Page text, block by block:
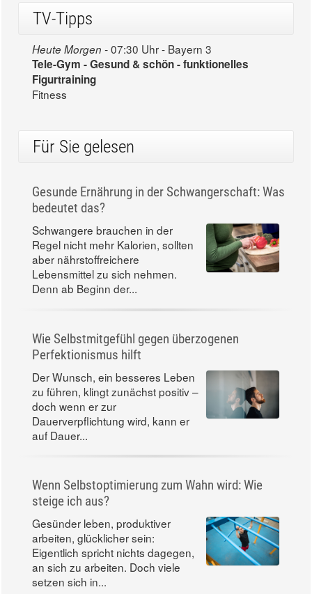
TV-Tipps
Heute Morgen -07:30 Uhr - Bayern 3
Tele-Gym - Gesund & schön - funktionelles
Figurtraining
Fitness
Für Sie gelesen
Gesunde Ernährung in der Schwangerschaft: Was
bedeutet das?
Schwangere brauchen in der
Regel nicht mehr Kalorien, sollten
aber nährstoffreichere
Lebensmittel zu sich nehmen.
Denn ab Beginn der...
Wie Selbstmitgefühl gegen überzogenen
Perfektionismus hilft
Der Wunsch, ein besseres Leben
zu führen, klingt zunächst positiv –
doch wenn er zur
Dauerverpflichtung wird, kann er
auf Dauer...
Wenn Selbstoptimierung zum Wahn wird: Wie
steige ich aus?
Gesünder leben, produktiver
arbeiten, glücklicher sein:
Eigentlich spricht nichts dagegen,
an sich zu arbeiten. Doch viele
setzen sich in...